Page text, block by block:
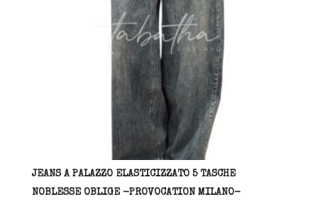
JEANS A PALAZZO ELASTICIZZATO 5 TASCHE
NOBLESSE OBLIGE -PROVOCATION MILANO-